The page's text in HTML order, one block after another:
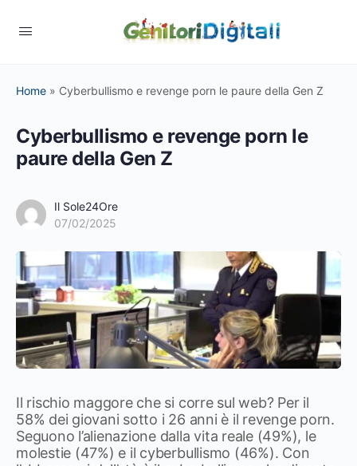
Home » Cyberbullismo e revenge porn le paure della Gen Z
Cyberbullismo e revenge porn le
paure della Gen Z
Il Sole24Ore
07/02/2025
Il rischio maggore che si corre sul web? Per il
58% dei giovani sotto i 26 anni è il revenge porn.
Seguono l’alienazione dalla vita reale (49%), le
molestie (47%) e il cyberbullismo (46%). Con